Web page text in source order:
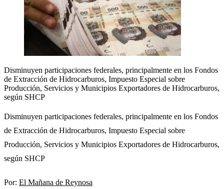
Disminuyen participaciones federales, principalmente en los Fondos
de Extracción de Hidrocarburos, Impuesto Especial sobre
Producción, Servicios y Municipios Exportadores de Hidrocarburos,
según SHCP
Disminuyen participaciones federales, principalmente en los Fondos
de Extracción de Hidrocarburos, Impuesto Especial sobre
Producción, Servicios y Municipios Exportadores de Hidrocarburos,
según SHCP
Por: El Mañana de Reynosa